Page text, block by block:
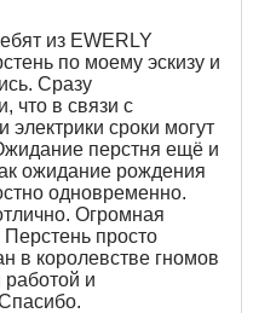
из EWERLY
по моему эскизу и
Сразу
что в связи с
электрики сроки могут
перстня ещё и
ожидание рождения
одновременно.
Огромная
просто
в королевстве гномов
и